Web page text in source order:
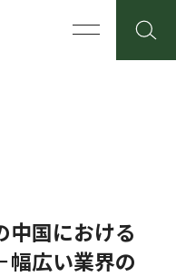
中国における
幅広い業界の